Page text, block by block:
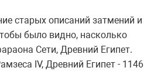
старых описаний затмений и
было видно, насколько
Сети, Древний Египет.
IV, Древний Египет - 1146